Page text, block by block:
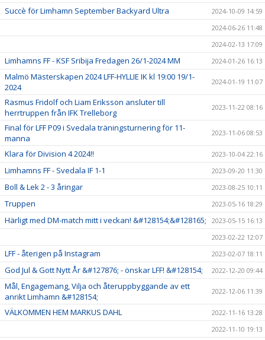
Succè för Limhamn September Backyard Ultra
2024-10-09 14:59
2024-06-26 11:48
2024-02-13 17:09
Limhamns FF - KSF Sribija Fredagen 26/1-2024 MM 2024-01-26 16:13
Malmö Mästerskapen 2024 LFF-HYLLIE IK kl 19:00 19/1-
2024
2024-01-19 11:07
Rasmus Fridolf och Liam Eriksson ansluter till
herrtruppen från IFK Trelleborg
2023-11-22 08:16
Final för LFF P09 i Svedala träningsturnering för 11-
manna
2023-11-06 08:53
Klara för Division 4 2024!! 2023-10-04 22:16
Limhamns FF - Svedala IF 1-1 2023-09-20 11:30
Boll & Lek 2 - 3 åringar 2023-08-25 10:11
Truppen 2023-05-16 18:29
Härligt med DM-match mitt i veckan! &#128154;&#128165;
2023-05-15 16:13
2023-02-22 12:07
LFF - återigen på Instagram 2023-02-07 18:11
God Jul & Gott Nytt År &#127876; - önskar LFF! &#128154; 2022-12-20 09:44
Mål, Engagemang, Vilja och återuppbyggande av ett
anrikt Limhamn &#128154;
2022-12-06 11:39
VÄLKOMMEN HEM MARKUS DAHL
2022-11-16 13:28
2022-11-10 19:13